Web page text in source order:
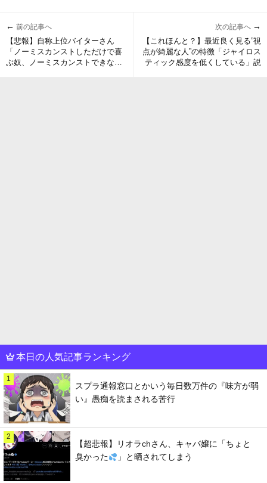
← 前の記事へ
【悲報】自称上位バイターさん
「ノーミスカンストしただけで喜
ぶ奴、ノーミスカンストできない
次の記事へ →
【これほんと？】最近良く見る”視
点が綺麗な人”の特徴「ジャイロス
ティック感度を低くしている」説
本日の人気記事ランキング
1
スプラ通報窓口とかいう毎日数万件の『味方が弱
い』愚痴を読まされる苦行
2
【超悲報】リオラchさん、キャバ嬢に「ちょと
臭かった
」と晒されてしまう